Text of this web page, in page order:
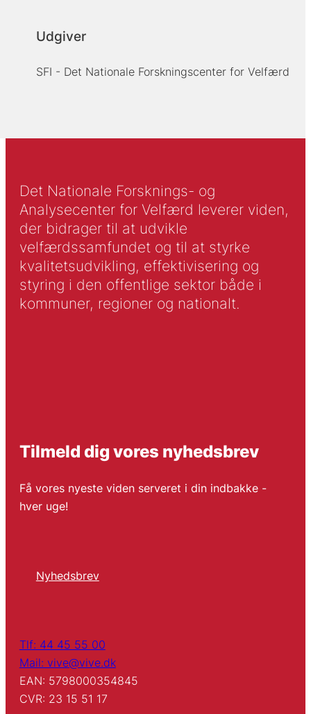
Udgiver
SFI - Det Nationale Forskningscenter for Velfærd
Det Nationale Forsknings- og
Analysecenter for Velfærd leverer viden,
der bidrager til at udvikle
velfærdssamfundet og til at styrke
kvalitetsudvikling, effektivisering og
styring i den offentlige sektor både i
kommuner, regioner og nationalt.
Tilmeld dig vores nyhedsbrev
Få vores nyeste viden serveret i din indbakke -
hver uge!
Nyhedsbrev
Tlf: 44 45 55 00
Mail: vive@vive.dk
EAN: 5798000354845
CVR: 23 15 51 17